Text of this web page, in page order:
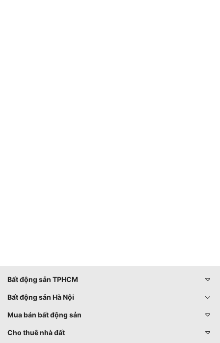
Bất động sản TPHCM
Bất động sản Hà Nội
Mua bán bất động sản
Cho thuê nhà đất